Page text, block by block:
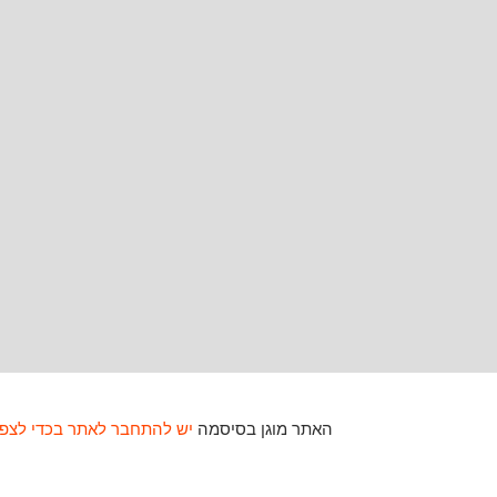
האתר מוגן בסיסמה יש להתחבר לאתר בכדי